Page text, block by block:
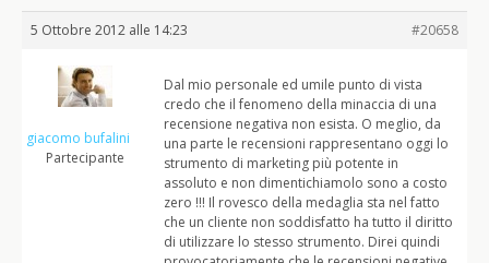
5 Ottobre 2012 alle 14:23 #20658
giacomo bufalini
Partecipante
Dal mio personale ed umile punto di vista
credo che il fenomeno della minaccia di una
recensione negativa non esista. O meglio, da
una parte le recensioni rappresentano oggi lo
strumento di marketing più potente in
assoluto e non dimentichiamolo sono a costo
zero !!! Il rovesco della medaglia sta nel fatto
che un cliente non soddisfatto ha tutto il diritto
di utilizzare lo stesso strumento. Direi quindi